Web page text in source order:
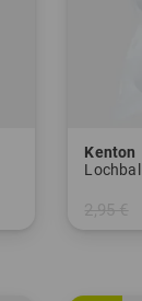
Kenton
Lochball
2,95 €